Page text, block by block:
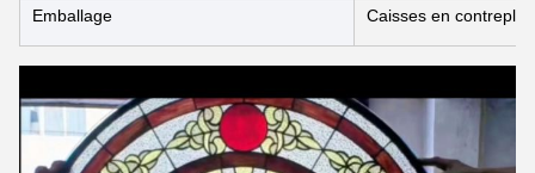
Emballage Caisses en